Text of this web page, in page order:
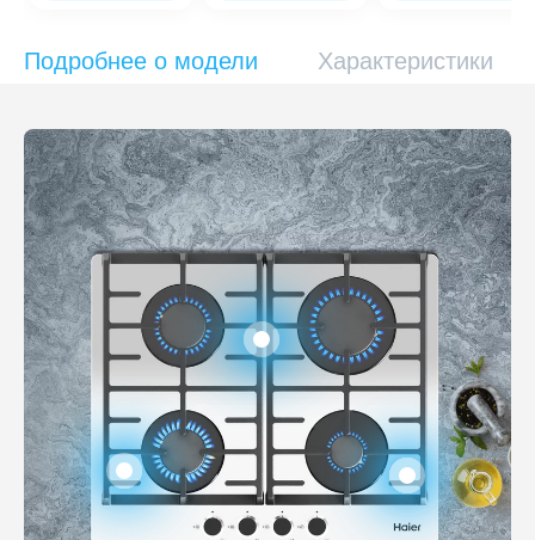
Подробнее о модели Характеристики